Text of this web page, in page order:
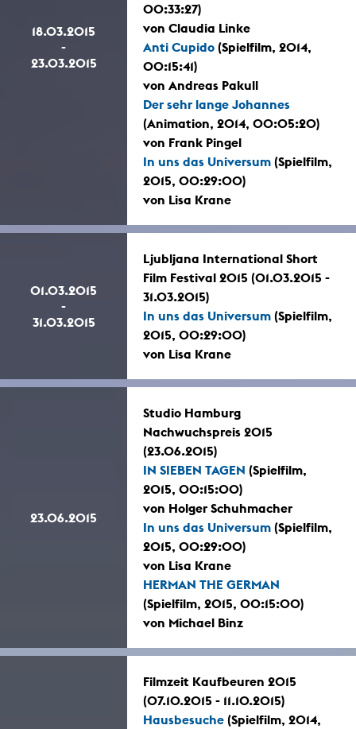
18.03.2015
-
23.03.2015
00:33:27)
von Claudia Linke
Anti Cupido (Spielfilm, 2014,
00:15:41)
von Andreas Pakull
Der sehr lange Johannes
(Animation, 2014, 00:05:20)
von Frank Pingel
In uns das Universum (Spielfilm,
2015, 00:29:00)
von Lisa Krane
01.03.2015
-
31.03.2015
Ljubljana International Short
Film Festival 2015 (01.03.2015 -
31.03.2015)
In uns das Universum (Spielfilm,
2015, 00:29:00)
von Lisa Krane
23.06.2015
Studio Hamburg
Nachwuchspreis 2015
(23.06.2015)
IN SIEBEN TAGEN (Spielfilm,
2015, 00:15:00)
von Holger Schuhmacher
In uns das Universum (Spielfilm,
2015, 00:29:00)
von Lisa Krane
HERMAN THE GERMAN
(Spielfilm, 2015, 00:15:00)
von Michael Binz
Filmzeit Kaufbeuren 2015
(07.10.2015 - 11.10.2015)
Hausbesuche (Spielfilm, 2014,